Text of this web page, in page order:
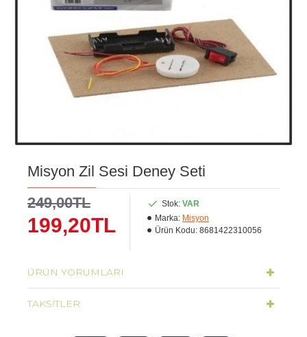
Misyon Zil Sesi Deney Seti
199,20TL
249,00TL Stok: VAR
Marka: Misyon
Ürün Kodu: 8681422310056
ÜRÜN YORUMLARI
TAKSITLER